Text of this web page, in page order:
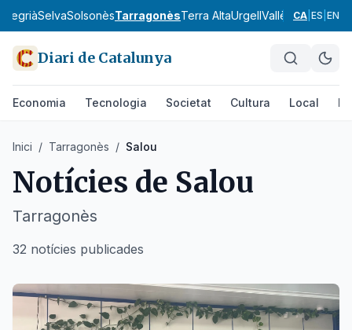
SegriàSelvaSolsonèsTarragonèsTerra AltaUrgellVallès Occidental
CA ES EN
Diari de Catalunya
Economia Tecnologia Societat Cultura Local
Inici / Tarragonès / Salou
Notícies de Salou
Tarragonès
32 notícies publicades